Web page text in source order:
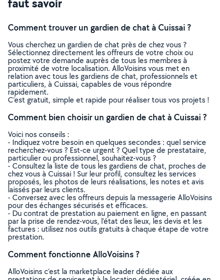
Comment trouver un gardien de chat à Cuissai ?
Vous cherchez un gardien de chat près de chez vous ?
Sélectionnez directement les offreurs de votre choix ou
postez votre demande auprès de tous les membres à
proximité de votre localisation. AlloVoisins vous met en
relation avec tous les gardiens de chat, professionnels et
particuliers, à Cuissai, capables de vous répondre
rapidement.
C’est gratuit, simple et rapide pour réaliser tous vos projets !
Comment bien choisir un gardien de chat à Cuissai ?
Voici nos conseils :
- Indiquez votre besoin en quelques secondes : quel service
recherchez-vous ? Est-ce urgent ? Quel type de prestataire,
particulier ou professionnel, souhaitez-vous ?
- Consultez la liste de tous les gardiens de chat, proches de
chez vous à Cuissai ! Sur leur profil, consultez les services
proposés, les photos de leurs réalisations, les notes et avis
laissés par leurs clients.
- Conversez avec les offreurs depuis la messagerie AlloVoisins
pour des échanges sécurisés et efficaces.
- Du contrat de prestation au paiement en ligne, en passant
par la prise de rendez-vous, l’état des lieux, les devis et les
factures : utilisez nos outils gratuits à chaque étape de votre
prestation.
Comment fonctionne AlloVoisins ?
AlloVoisins c’est la marketplace leader dédiée aux